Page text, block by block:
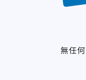
無任